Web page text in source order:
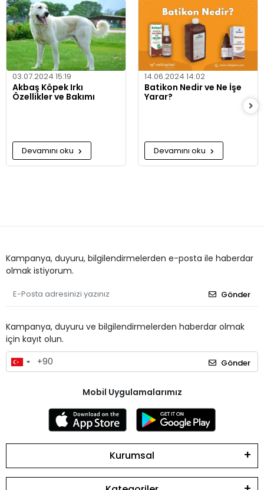
03.07.2024 15:19
Akbaş Köpek Irkı
Özellikler ve Bakımı
Devamını oku
14.06.2024 14:02
Batikon Nedir ve Ne İşe
Yarar?
Devamını oku
Kampanya, duyuru, bilgilendirmelerden e-posta ile haberdar
olmak istiyorum.
Gönder
Kampanya, duyuru ve bilgilendirmelerden haberdar olmak
için kayıt olun.
Gönder
Mobil Uygulamalarımız
Kurumsal